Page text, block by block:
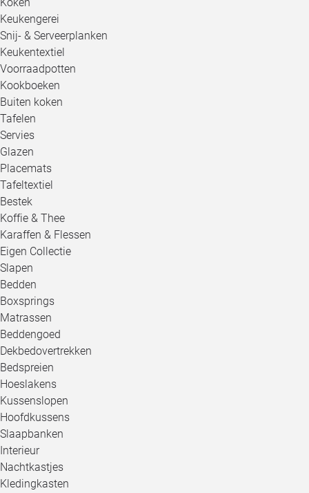
Keukengerei
Snij- & Serveerplanken
Keukentextiel
Voorraadpotten
Kookboeken
Buiten koken
Tafelen
Servies
Glazen
Placemats
Tafeltextiel
Bestek
Koffie & Thee
Karaffen & Flessen
Eigen Collectie
Slapen
Bedden
Boxsprings
Matrassen
Beddengoed
Dekbedovertrekken
Bedspreien
Hoeslakens
Kussenslopen
Hoofdkussens
Slaapbanken
Interieur
Nachtkastjes
Kledingkasten